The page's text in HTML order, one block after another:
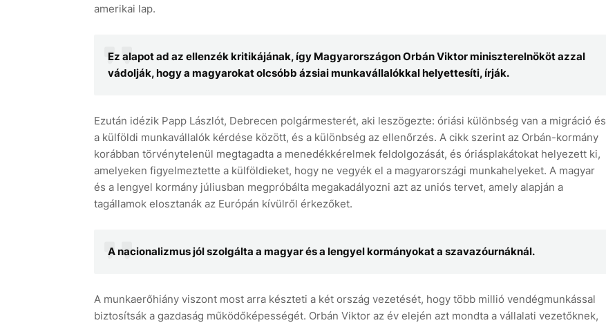
amerikai lap.
Ez alapot ad az ellenzék kritikájának, így Magyarországon Orbán Viktor miniszterelnököt azzal
vádolják, hogy a magyarokat olcsóbb ázsiai munkavállalókkal helyettesíti, írják.
Ezután idézik Papp Lászlót, Debrecen polgármesterét, aki leszögezte: óriási különbség van a migráció és
a külföldi munkavállalók kérdése között, és a különbség az ellenőrzés. A cikk szerint az Orbán-kormány
korábban törvénytelenül megtagadta a menedékkérelmek feldolgozását, és óriásplakátokat helyezett ki,
amelyeken figyelmeztette a külföldieket, hogy ne vegyék el a magyarországi munkahelyeket. A magyar
és a lengyel kormány júliusban megpróbálta megakadályozni azt az uniós tervet, amely alapján a
tagállamok elosztanák az Európán kívülről érkezőket.
A nacionalizmus jól szolgálta a magyar és a lengyel kormányokat a szavazóurnáknál.
A munkaerőhiány viszont most arra készteti a két ország vezetését, hogy több millió vendégmunkással
biztosítsák a gazdaság működőképességét. Orbán Viktor az év elején azt mondta a vállalati vezetőknek,